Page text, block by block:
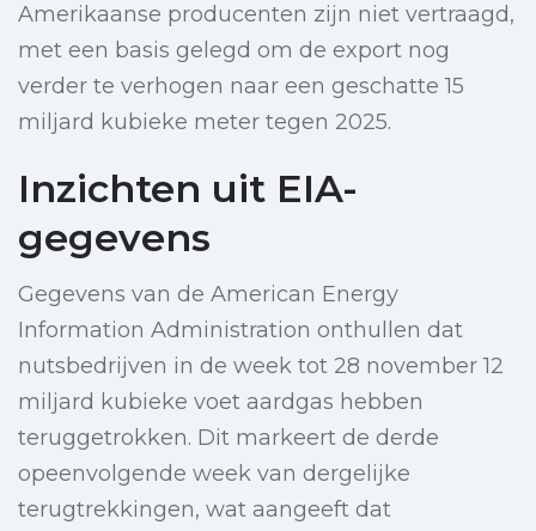
Amerikaanse producenten zijn niet vertraagd,
met een basis gelegd om de export nog
verder te verhogen naar een geschatte 15
miljard kubieke meter tegen 2025.
Inzichten uit EIA-
gegevens
Gegevens van de American Energy
Information Administration onthullen dat
nutsbedrijven in de week tot 28 november 12
miljard kubieke voet aardgas hebben
teruggetrokken. Dit markeert de derde
opeenvolgende week van dergelijke
terugtrekkingen, wat aangeeft dat